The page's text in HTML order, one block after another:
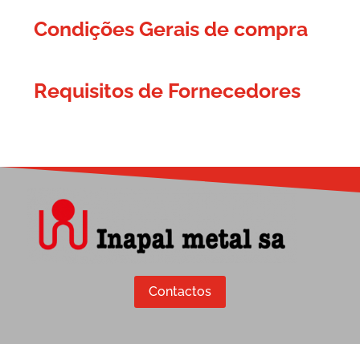
Condições Gerais de compra
Requisitos de Fornecedores
Contactos